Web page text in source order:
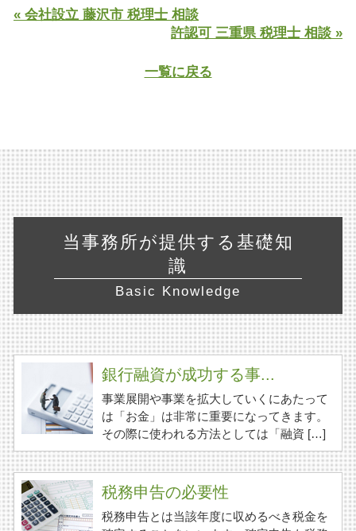
« 会社設立 藤沢市 税理士 相談
許認可 三重県 税理士 相談 »
一覧に戻る
当事務所が提供する基礎知
識
Basic Knowledge
銀行融資が成功する事...
事業展開や事業を拡大していくにあたって
は「お金」は非常に重要になってきます。
その際に使われる方法としては「融資 […]
税務申告の必要性
税務申告とは当該年度に収めるべき税金を